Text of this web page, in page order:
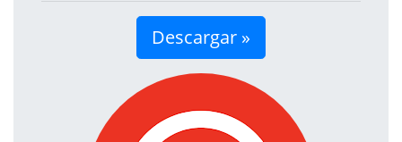
Descargar »